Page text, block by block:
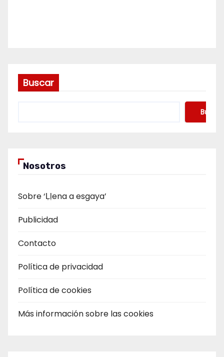
Buscar
Buscar
Nosotros
Sobre ‘Ḷḷena a esgaya’
Publicidad
Contacto
Política de privacidad
Política de cookies
Más información sobre las cookies